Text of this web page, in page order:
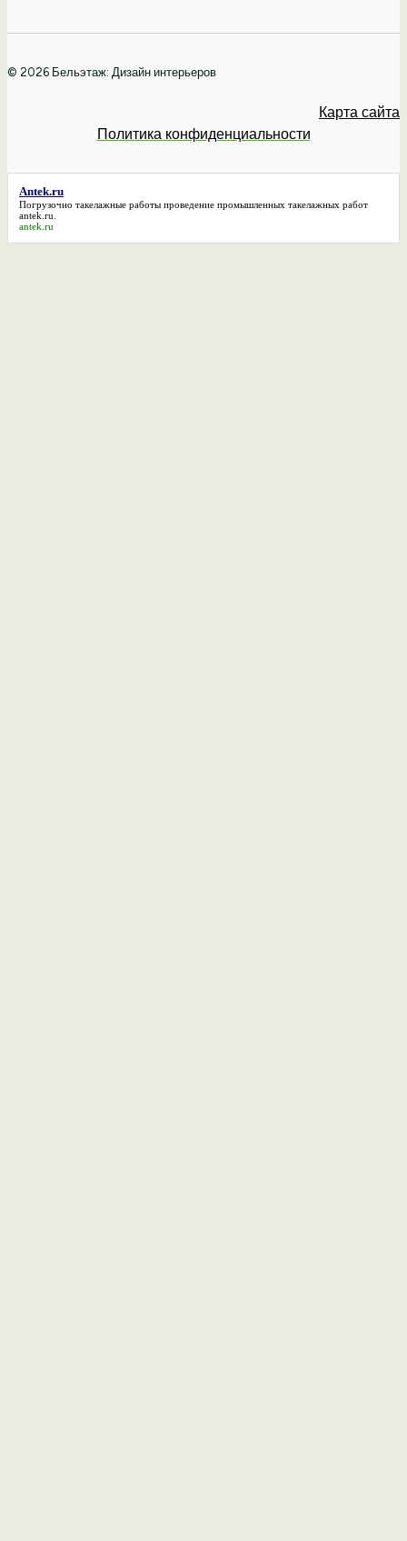
© 2026 Бельэтаж: Дизайн интерьеров
Карта сайта
Политика конфиденциальности
Antek.ru
Погрузочно такелажные работы проведение промышленных такелажных работ
antek.ru
antek.ru